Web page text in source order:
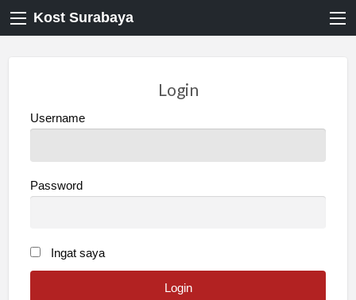
Kost Surabaya
Login
Username
Password
Ingat saya